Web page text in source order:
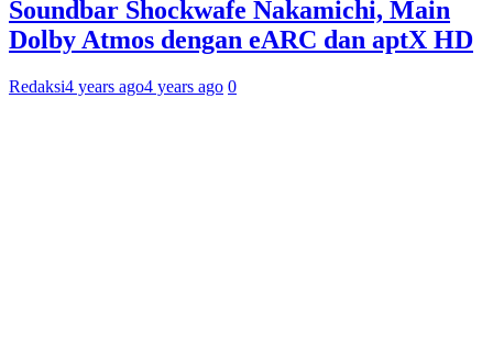
Soundbar Shockwafe Nakamichi, Main
Dolby Atmos dengan eARC dan aptX HD
Redaksi4 years ago4 years ago 0